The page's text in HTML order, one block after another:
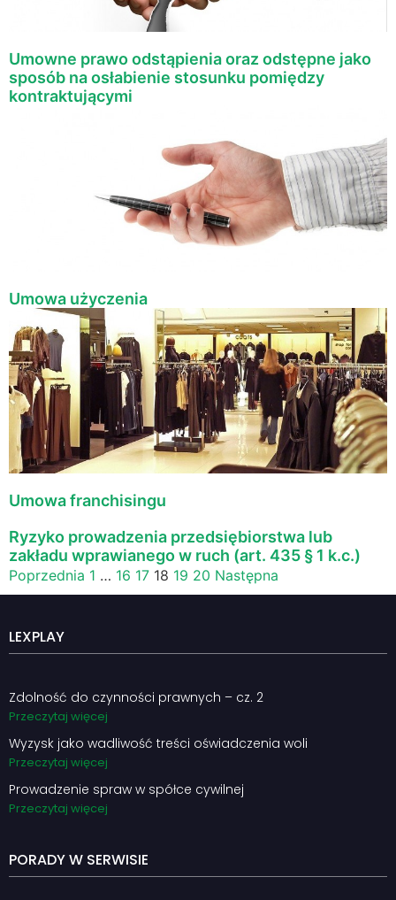
Umowne prawo odstąpienia oraz odstępne jako
sposób na osłabienie stosunku pomiędzy
kontraktującymi
Umowa użyczenia
Umowa franchisingu
Ryzyko prowadzenia przedsiębiorstwa lub
zakładu wprawianego w ruch (art. 435 § 1 k.c.)
Poprzednia 1 … 16 17 18 19 20 Następna
LEXPLAY
Zdolność do czynności prawnych – cz. 2
Przeczytaj więcej
Wyzysk jako wadliwość treści oświadczenia woli
Przeczytaj więcej
Prowadzenie spraw w spółce cywilnej
Przeczytaj więcej
PORADY W SERWISIE